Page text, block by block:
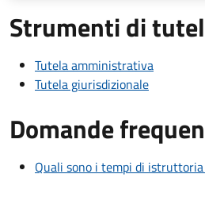
Strumenti di
Tutela amministrativa
Tutela giurisdizionale
Domande
Quali sono i tempi di